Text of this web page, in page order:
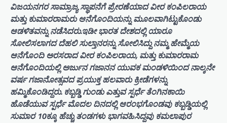
ವಿಜಯನಗರ ಸಾಮ್ರಾಜ್ಯ ಸ್ಥಾಪನೆಗೆ ಪ್ರೇರಣೆಯಾದ ವೀರ ಕಂಪಿಲರಾಯ
ಮತ್ತು ಕುಮಾರರಾಮರು ಆನೆಗೊಂದಿಯನ್ನು ಮೂಲವಾಗಿಟ್ಟುಕೊಂಡು
ಆಡಳಿತವನ್ನು ನಡೆಸಿದರು.ಇಡೀ ಭಾರತ ದೇಶದಲ್ಲಿ ಯಾರೂ
ಸೋಲಿಸಲಾಗದ ದೆಹಲಿ ಸುಲ್ತಾನರನ್ನು ಸೋಲಿಸಿದ್ದು ನಮ್ಮ ಹೇಮ್ಮೆಯ
ಆನೆಗೊಂದಿ ಅರಸರಾದ ವೀರ ಕಂಪಿಲರಾಯ, ಮತ್ತು ಕುಮಾರರಾಮ
ಆನೆಗೊಂದಿಯಲ್ಲಿ ಅರ್ಜುನ ಗಜಾನನ ಯುವಕ ಮಂಡಳಿಯಿಂದ ನಾಲ್ಕನೇ
ವರ್ಷ ಗಜಾನೋತ್ಸವದ ಪ್ರಯುಕ್ತ ಹಲವಾರು ಕ್ರೀಡೆಗಳನ್ನು
ಹಮ್ಮಿಕೊಂಡಿದ್ದರು. ಕಬ್ಬಡ್ಡಿ ಗುಂಡು ಎತ್ತುವ ಸ್ಪರ್ಧೆ ತೆಂಗಿನಕಾಯಿ
ಹೊಡೆಯುವ ಸ್ಪರ್ಧೆ ಮೊದಲ ದಿನದಲ್ಲಿ ಆರಂಭಗೊಂಡವು ಕಬ್ಬಡ್ಡಿಯಲ್ಲಿ
ಸುಮಾರ 10ಕ್ಕೂ ಹೆಚ್ಚು ತಂಡಗಳು ಭಾಗವಹಿಸಿದ್ದವು ಕಮಲಾಪುರ